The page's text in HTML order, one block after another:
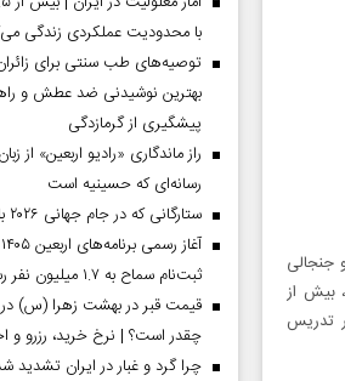
و جنجالی
بیش از
کشور تدریس
با محدودیت عملکردی زندگی
توصیه‌های طب سنتی برای
بهترین نوشیدنی ضد عطش و
پیشگیری از گرمازدگی
راز ماندگاری «رادیو اربعین» از
رسانه‌ای که حسینیه است
ستارگانی که در جام جهانی ۲۰۲۶ بازی نکردند
ثبت‌نام سماح به ۱.۷ میلیون نفر رسید
چقدر است؟ | نرخ خرید، رزرو و
چرا گرد و غبار در ایران تشدید